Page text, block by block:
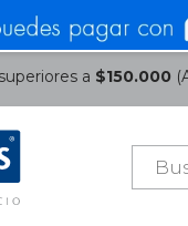
a $150.000